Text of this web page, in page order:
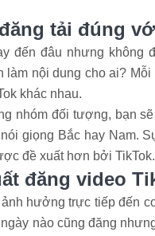
tải đúng
đến đâu nhưng không
làm nội dung cho ai?
khác nhau.
nhóm đối tượng, bạn
giọng Bắc hay Nam.
đề xuất hơn bởi TikTok.
đăng video
ảnh hưởng trực tiếp đến
nào cũng đăng